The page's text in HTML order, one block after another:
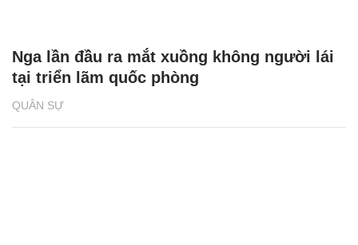
QUÂN SỰ
Nga lần đầu ra mắt xuồng không người lái
tại triển lãm quốc phòng